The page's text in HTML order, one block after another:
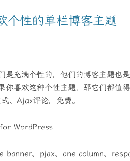
个性的单栏博客主题
是充满个性的，他们的博客主题也
你喜欢这种个性主题，那它们都值
、Ajax评论，免费。
for WordPress
banner、pjax、one column、